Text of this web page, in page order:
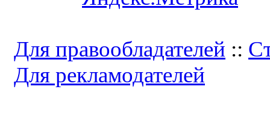
Для правообладателей ::
Для рекламодателей